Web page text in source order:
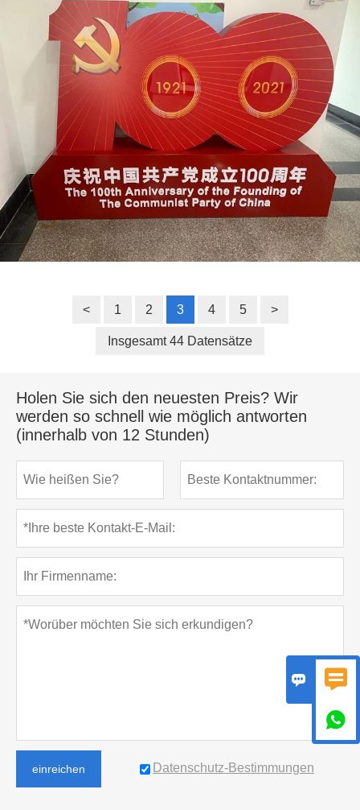
< 1 2 3 4 5 >
Insgesamt 44 Datensätze
Holen Sie sich den neuesten Preis? Wir
werden so schnell wie möglich antworten
(innerhalb von 12 Stunden)
einreichen Datenschutz-Bestimmungen
 
